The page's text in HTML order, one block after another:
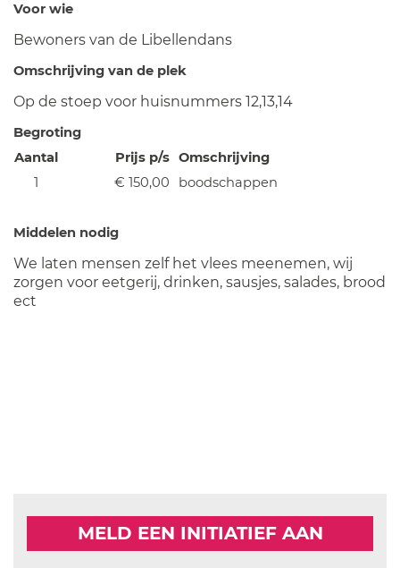
Voor wie
Bewoners van de Libellendans
Omschrijving van de plek
Op de stoep voor huisnummers 12,13,14
Begroting
Aantal
Prijs p/s Omschrijving
1
€ 150,00 boodschappen
Middelen nodig
We laten mensen zelf het vlees meenemen, wij
zorgen voor eetgerij, drinken, sausjes, salades, brood
ect
MELD EEN INITIATIEF AAN